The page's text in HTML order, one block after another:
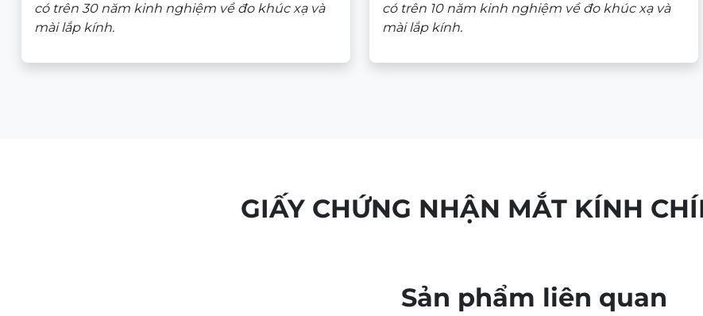
có trên 30 năm kinh nghiệm về đo khúc xạ và
mài lắp kính.
có trên 10 năm kinh nghiệm về đo khúc xạ và
mài lắp kính.
GIẤY CHỨNG NHẬN MẮT KÍNH
Sản phẩm liên quan